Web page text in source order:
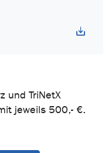
und TriNetX
jeweils 500,- €.